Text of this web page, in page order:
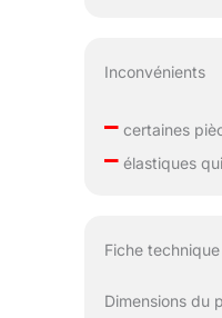
Inconvénients
–certaines
–élastiques
Fiche technique
Dimensions du